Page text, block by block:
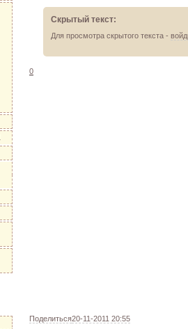
Скрытый текст:
Для просмотра скрытого текста -
0
Поделиться20-11-2011 20:55